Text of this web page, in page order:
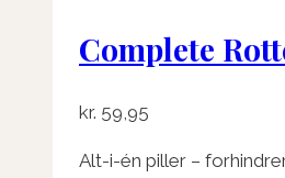
Complete
kr. 59,95
Alt-i-én piller –